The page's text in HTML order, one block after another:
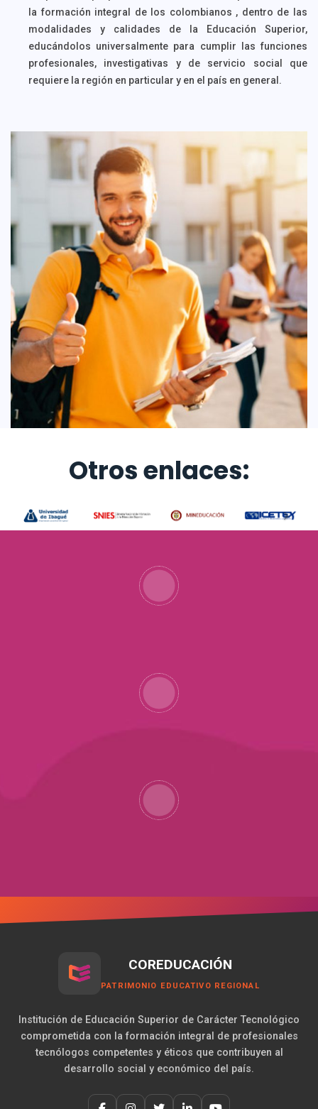
la formación integral de los colombianos , dentro de las
modalidades y calidades de la Educación Superior,
educándolos universalmente para cumplir las funciones
profesionales, investigativas y de servicio social que
requiere la región en particular y en el país en general.
Otros enlaces:
COREDUCACIÓN
PATRIMONIO EDUCATIVO REGIONAL
Institución de Educación Superior de Carácter Tecnológico
comprometida con la formación integral de profesionales
tecnólogos competentes y éticos que contribuyen al
desarrollo social y económico del país.